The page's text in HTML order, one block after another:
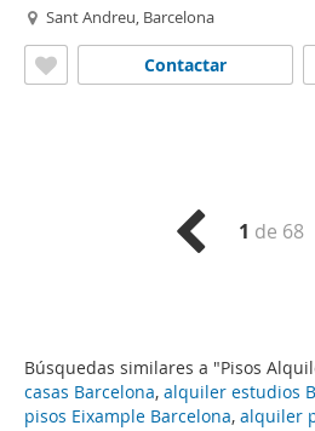
Búsquedas similares a "Pisos
casas Barcelona, alquiler estudios
pisos Eixample Barcelona, alquiler
Sant Andreu, Barcelona
Contactar
1 de 68